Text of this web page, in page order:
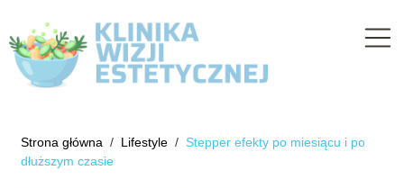
Strona główna / Lifestyle / Stepper efekty po miesiącu i po
dłuższym czasie